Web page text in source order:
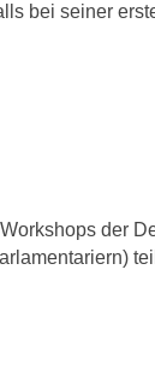
bei seiner
der